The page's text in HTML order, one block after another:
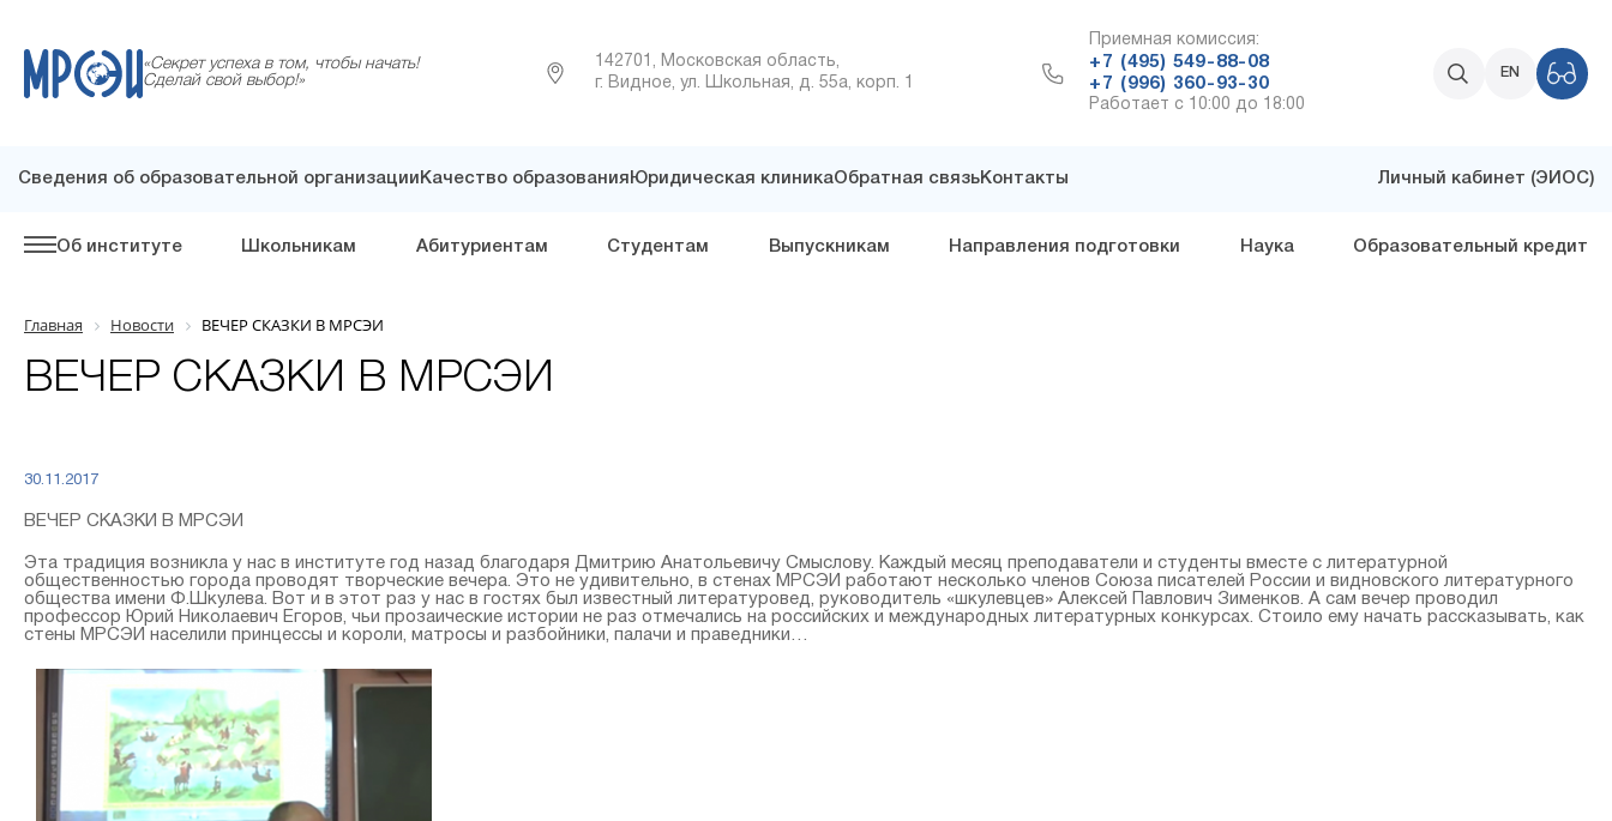
«Секрет успеха в том, чтобы начать!
Сделай свой выбор!»
142701, Московская область,
г. Видное, ул. Школьная, д. 55а, корп. 1
Приемная комиссия:
+7 (495) 549-88-08
+7 (996) 360-93-30
Работает с 10:00 до 18:00
EN
Сведения об образовательной организации Качество образования Юридическая клиникаОбратная связьКонтакты Личный кабинет (ЭИОС)
Об институте Школьникам Абитуриентам Студентам Выпускникам Направления подготовки Наука Образовательный кредит
Главная Новости ВЕЧЕР СКАЗКИ В МРСЭИ
ВЕЧЕР СКАЗКИ В МРСЭИ
30.11.2017
ВЕЧЕР СКАЗКИ В МРСЭИ
Эта традиция возникла у нас в институте год назад благодаря Дмитрию Анатольевичу Смыслову. Каждый месяц преподаватели и студенты вместе с литературной
общественностью города проводят творческие вечера. Это не удивительно, в стенах МРСЭИ работают несколько членов Союза писателей России и видновского литературного
общества имени Ф.Шкулева. Вот и в этот раз у нас в гостях был известный литературовед, руководитель «шкулевцев» Алексей Павлович Зименков. А сам вечер проводил
профессор Юрий Николаевич Егоров, чьи прозаические истории не раз отмечались на российских и международных литературных конкурсах. Стоило ему начать рассказывать, как
стены МРСЭИ населили принцессы и короли, матросы и разбойники, палачи и праведники…